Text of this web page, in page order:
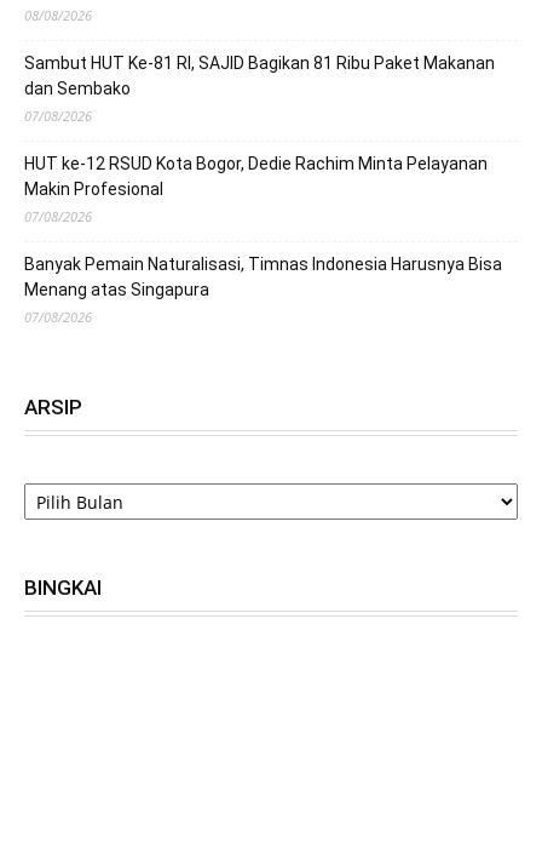
08/08/2026
Sambut HUT Ke-81 RI, SAJID Bagikan 81 Ribu Paket Makanan
dan Sembako
07/08/2026
HUT ke-12 RSUD Kota Bogor, Dedie Rachim Minta Pelayanan
Makin Profesional
07/08/2026
Banyak Pemain Naturalisasi, Timnas Indonesia Harusnya Bisa
Menang atas Singapura
07/08/2026
ARSIP
ARSIP
BINGKAI